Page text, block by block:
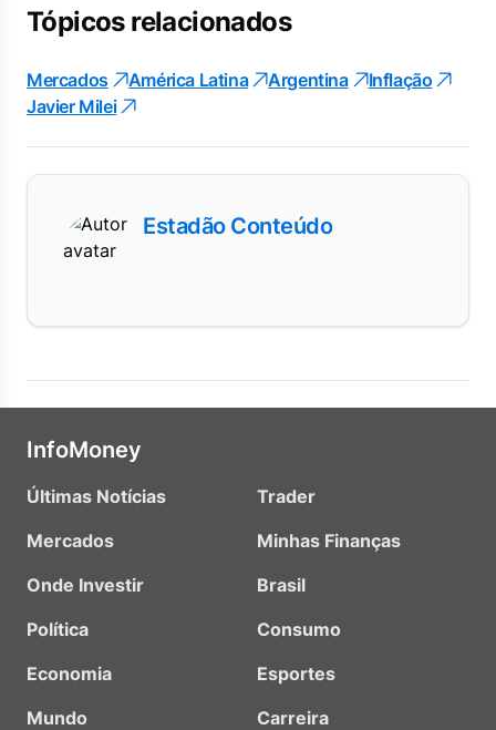
Tópicos relacionados
Mercados América Latina Argentina
Inflação
Javier Milei
Estadão Conteúdo
InfoMoney
Últimas Notícias
Mercados
Onde Investir
Política
Economia
Mundo
Trader
Minhas Finanças
Brasil
Consumo
Esportes
Carreira